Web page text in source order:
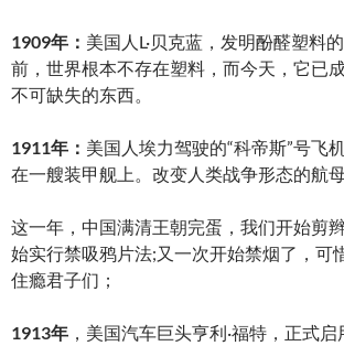
1909年： 美国人L·贝克蓝，发明酚醛塑料
前，世界根本不存在塑料，而今天，它已
不可缺失的东西。
1911年： 美国人埃力驾驶的“科帝斯”号飞
在一艘装甲舰上。改变人类战争形态的航
这一年，中国满清王朝完蛋，我们开始剪
始实行禁吸鸦片法;又一次开始禁烟了，可
住瘾君子们；
1913年 ，美国汽车巨头亨利·福特，正式